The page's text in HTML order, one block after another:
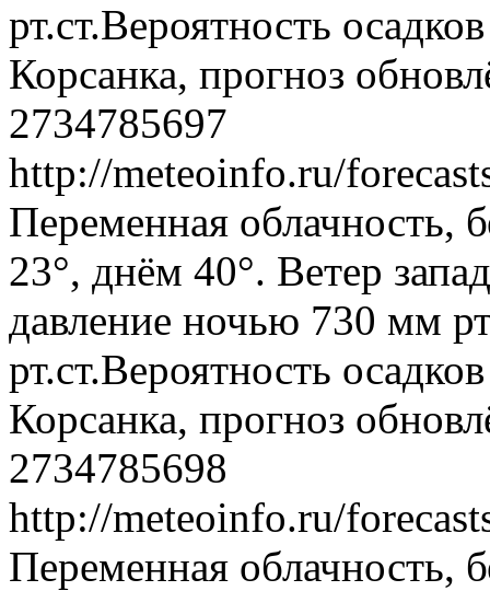
рт.ст.Вероятность
Корсанка, прогноз
2734785697
http://meteoinfo.ru/
Переменная облачность,
23°, днём 40°. Ветер
давление ночью 730 мм
рт.ст.Вероятность
Корсанка, прогноз
2734785698
http://meteoinfo.ru/
Переменная облачность,